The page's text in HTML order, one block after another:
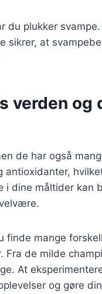
du plukker
sikrer, at
verden og
de har også
antioxidanter,
i dine måltider kan
finde mange
Fra de milde
At
og gøre